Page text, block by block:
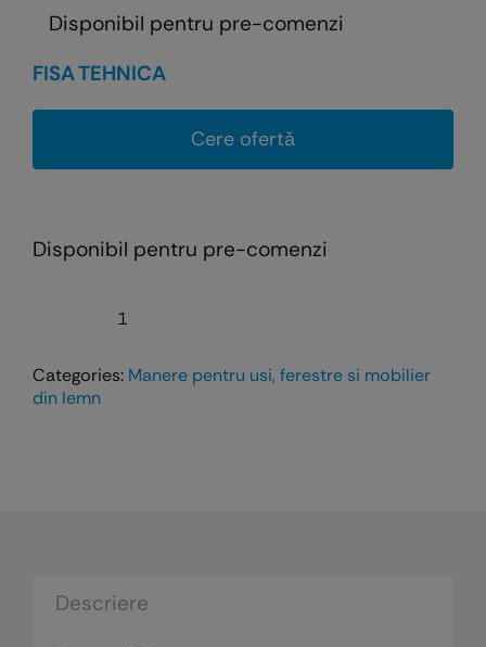
Disponibil pentru pre-comenzi
FISA TEHNICA
Cere ofertă
Disponibil pentru pre-comenzi
Cantitate
Categories: Manere pentru usi, ferestre si mobilier
din lemn
Descriere